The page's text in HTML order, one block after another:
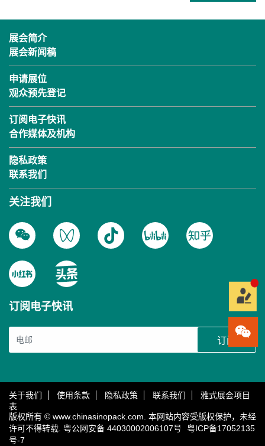
展会简介
展会新闻稿
申请展位
观众预先登记
订阅电子快讯
合作媒体及机构
隐私政策
联系我们
关注我们
订阅电子快讯
订阅
关于我们 使用条款 隐私政策 联系我们
雅式展会项目
表
版权所有 © www.chinasinopack.com. 本网站内容受版权保护，未经
许可不得转载. 粤公网安备 44030002006107号
粤ICP备17052135
号-7